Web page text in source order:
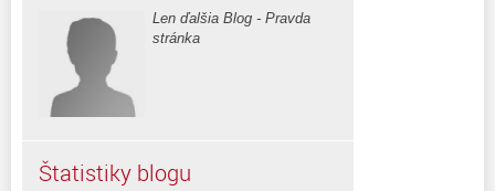
Len ďalšia Blog - Pravda
stránka
Štatistiky blogu